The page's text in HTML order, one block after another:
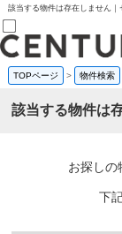
該当する物件は存在しません
売買部
0120-800-844
賃貸部
会員メニュー
TOPページ > 物件検索
該当する物件は
お探しの
下